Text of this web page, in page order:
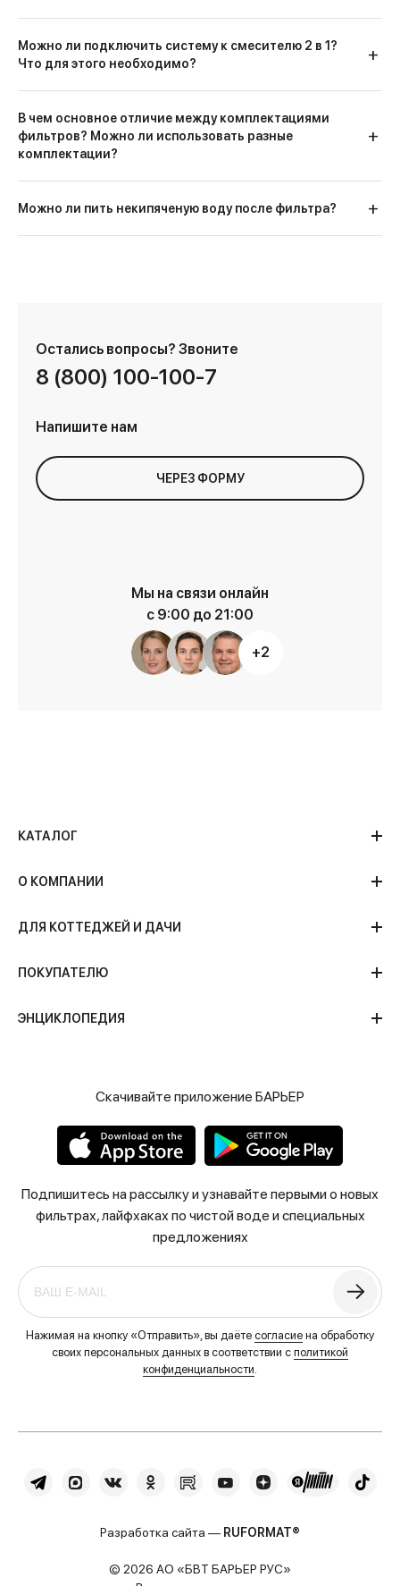
Можно ли подключить систему к смесителю 2 в 1?
Что для этого необходимо?
В чем основное отличие между комплектациями
фильтров? Можно ли использовать разные
комплектации?
Можно ли пить некипяченую воду после фильтра?
Остались вопросы? Звоните
8 (800) 100-100-7
Напишите нам
ЧЕРЕЗ ФОРМУ
Мы на связи онлайн
с 9:00 до 21:00
+2
КАТАЛОГ
О КОМПАНИИ
ДЛЯ КОТТЕДЖЕЙ И ДАЧИ
ПОКУПАТЕЛЮ
ЭНЦИКЛОПЕДИЯ
Скачивайте приложение БАРЬЕР
Подпишитесь на рассылку и узнавайте первыми о новых
фильтрах, лайфхаках по чистой воде и специальных
предложениях
Нажимая на кнопку «Отправить», вы даёте согласие на обработку
своих персональных данных в соответствии с политикой
конфиденциальности
Разработка сайта — RUFORMAT®
© 2026 АО «БВТ БАРЬЕР РУС»